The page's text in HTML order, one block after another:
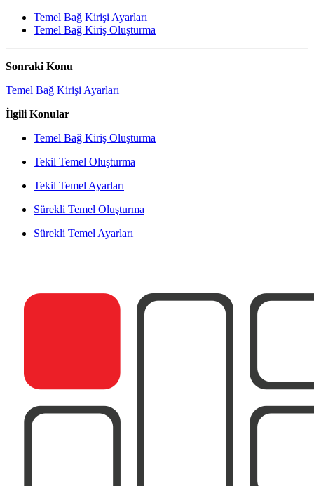
Temel Bağ Kirişi Ayarları
Temel Bağ Kiriş Oluşturma
Sonraki Konu
Temel Bağ Kirişi Ayarları
İlgili Konular
Temel Bağ Kiriş Oluşturma
Tekil Temel Oluşturma
Tekil Temel Ayarları
Sürekli Temel Oluşturma
Sürekli Temel Ayarları